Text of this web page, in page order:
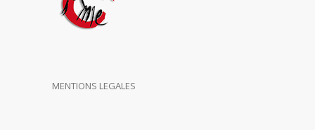
MENTIONS LEGALES